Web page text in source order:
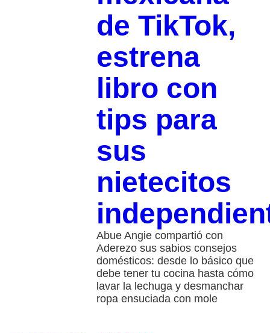
de TikTok,
estrena
libro con
tips para
sus
nietecitos
Abue Angie compartió con
Aderezo sus sabios consejos
domésticos: desde lo básico que
debe tener tu cocina hasta cómo
lavar la lechuga y desmanchar
ropa ensuciada con mole